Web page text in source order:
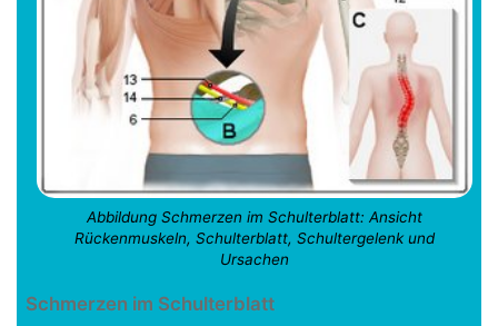
Abbildung Schmerzen im Schulterblatt: Ansicht
Rückenmuskeln, Schulterblatt, Schultergelenk und
Ursachen
Schmerzen im Schulterblatt